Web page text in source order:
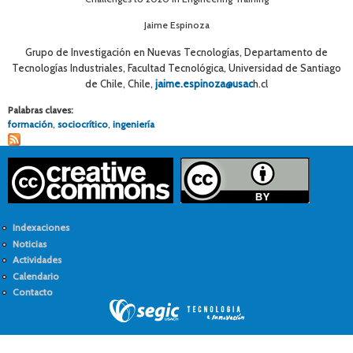
Jaime Espinoza
Grupo de Investigación en Nuevas Tecnologías, Departamento de
Tecnologías Industriales, Facultad Tecnológica, Universidad de Santiago
de Chile, Chile, jaime.espinoza@usach.cl
Palabras claves:
formación, sociocrítico, ingeniería
Indexaciones
Noticias
Actividades
Calendario
Contacto